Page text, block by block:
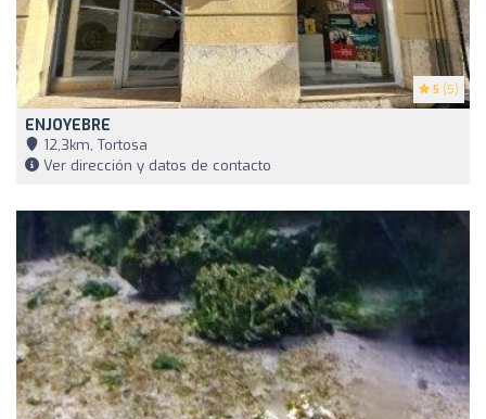
5 (5)
ENJOYEBRE
12,3km, Tortosa
Ver dirección y datos de contacto